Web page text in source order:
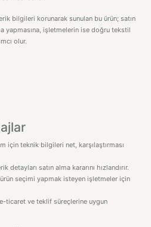
bilgileri korunarak sunulan bu ürün; satın
yapmasına, işletmelerin ise doğru tekstil
olur.
için teknik bilgileri net, karşılaştırması
detayları satın alma kararını hızlandırır.
seçimi yapmak isteyen işletmeler için
ticaret ve teklif süreçlerine uygun